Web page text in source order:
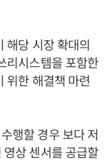
해당 시장 확대의
리시스템을 포함한
위한 해결책 마련
행할 경우 보다 저
상 센서를 공급할